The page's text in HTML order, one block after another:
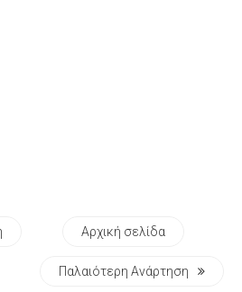
Αρχική σελίδα
Παλαιότερη Ανάρτηση